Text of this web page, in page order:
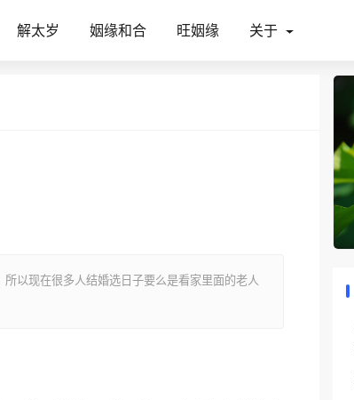
解太岁 姻缘和合 旺姻缘 关于
以现在很多人结婚选日子要么是看家里面的老人